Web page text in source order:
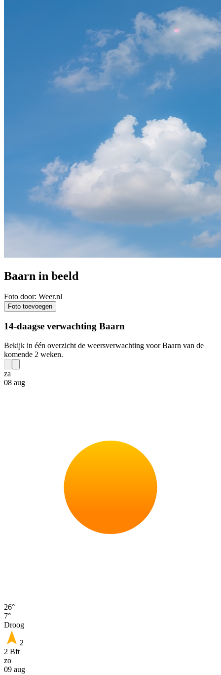
Baarn in beeld
Foto door: Weer.nl
Foto toevoegen
14-daagse verwachting Baarn
Bekijk in één overzicht de weersverwachting voor Baarn van de
komende 2 weken.
za
08 aug
26°
7°
Droog
2
2 Bft
zo
09 aug